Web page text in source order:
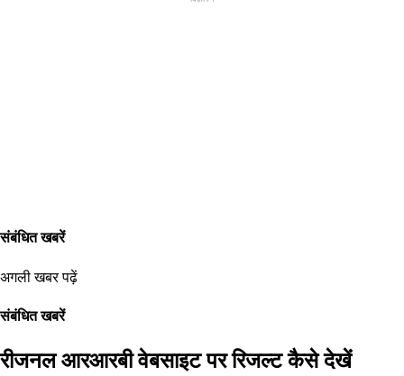
संबंधित खबरें
अगली खबर पढ़ें
संबंधित खबरें
रीजनल आरआरबी वेबसाइट पर रिजल्ट कैसे देखें